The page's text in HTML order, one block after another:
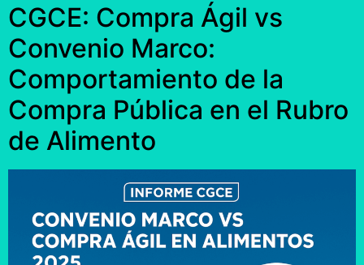
CGCE: Compra Ágil vs
Convenio Marco:
Comportamiento de la
Compra Pública en el Rubro
de Alimento